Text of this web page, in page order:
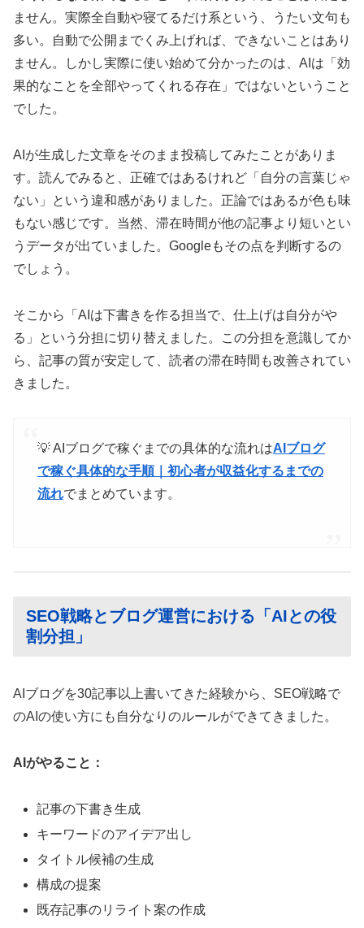
ません。実際全自動や寝てるだけ系という、うたい文句も
多い。自動で公開までくみ上げれば、できないことはあり
ません。しかし実際に使い始めて分かったのは、AIは「効
果的なことを全部やってくれる存在」ではないということ
でした。
AIが生成した文章をそのまま投稿してみたことがありま
す。読んでみると、正確ではあるけれど「自分の言葉じゃ
ない」という違和感がありました。正論ではあるが色も味
もない感じです。当然、滞在時間が他の記事より短いとい
うデータが出ていました。Googleもその点を判断するの
でしょう。
そこから「AIは下書きを作る担当で、仕上げは自分がや
る」という分担に切り替えました。この分担を意識してか
ら、記事の質が安定して、読者の滞在時間も改善されてい
きました。
💡 AIブログで稼ぐまでの具体的な流れはAIブログ
で稼ぐ具体的な手順｜初心者が収益化するまでの
流れでまとめています。
SEO戦略とブログ運営における「AIとの役
割分担」
AIブログを30記事以上書いてきた経験から、SEO戦略で
のAIの使い方にも自分なりのルールができてきました。
AIがやること：
記事の下書き生成
キーワードのアイデア出し
タイトル候補の生成
構成の提案
既存記事のリライト案の作成